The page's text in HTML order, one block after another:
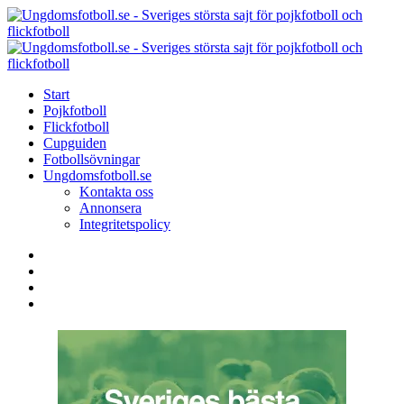
Menu
Search
Menu
Start
Pojkfotboll
Flickfotboll
Cupguiden
Fotbollsövningar
Ungdomsfotboll.se
Kontakta oss
Annonsera
Integritetspolicy